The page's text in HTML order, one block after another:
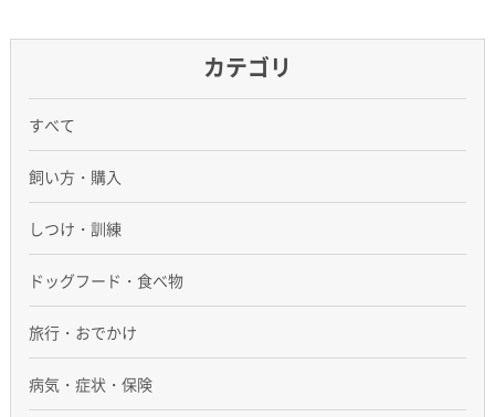
カテゴリ
すべて
飼い方・購入
しつけ・訓練
ドッグフード・食べ物
旅行・おでかけ
病気・症状・保険